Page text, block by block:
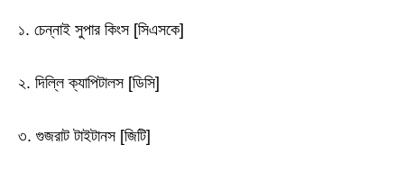
১. চেন্নাই সুপার কিংস [সিএসকে]
২. দিল্লি ক্যাপিটালস [ডিসি]
৩. গুজরাট টাইটানস [জিটি]